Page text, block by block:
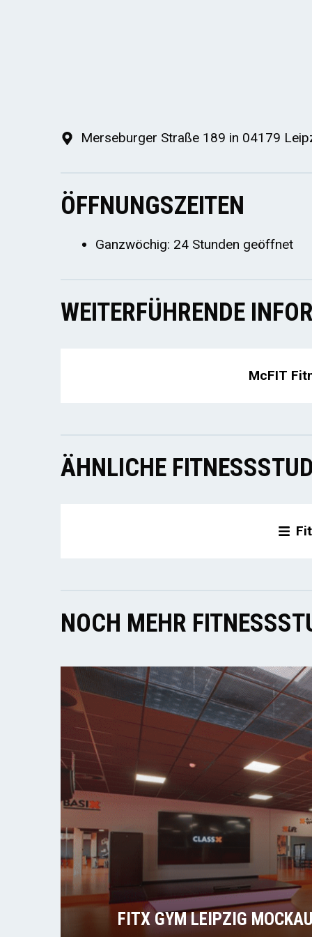
Merseburger Straße 189 in 04179
ÖFFNUNGSZEITEN
Ganzwöchig: 24 Stunden geöffnet
WEITERFÜHRENDE
McFIT
ÄHNLICHE
NOCH MEHR
FITX GYM LEIPZIG